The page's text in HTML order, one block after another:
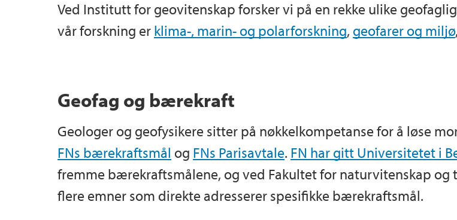
Ved Institutt for geovitenskap forsker vi på en rekke ulike
vår forskning er klima-, marin- og polarforskning, geofarer og miljø,
Geofag og bærekraft
Geologer og geofysikere sitter på nøkkelkompetanse for å løse
FNs bærekraftsmål og FNs Parisavtale. FN har gitt Universitetet i
fremme bærekraftsmålene, og ved Fakultet for naturvitenskap
flere emner som direkte adresserer spesifikke bærekraftsmål.